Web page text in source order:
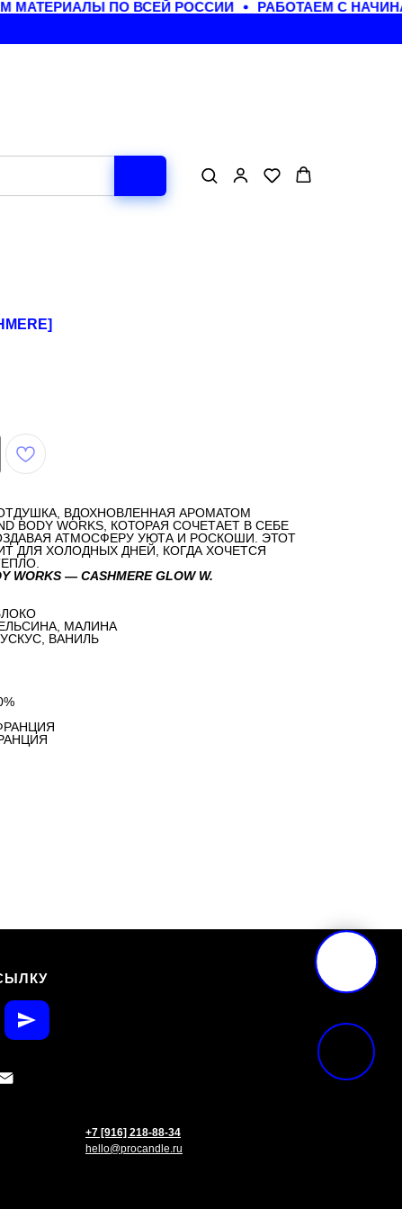
ПО ВСЕЙ РОССИИ РАБОТАЕМ С
ВДОХНОВЛЕННАЯ АРОМАТОМ
BODY WORKS, КОТОРАЯ СОЧЕТАЕТ В СЕБЕ
АТМОСФЕРУ УЮТА И РОСКОШИ. ЭТОТ
ДЛЯ ХОЛОДНЫХ ДНЕЙ, КОГДА ХОЧЕТСЯ
WORKS — CASHMERE GLOW W.
МАЛИНА
ВАНИЛЬ
+7 [916] 218-88-34
hello@procandle.ru